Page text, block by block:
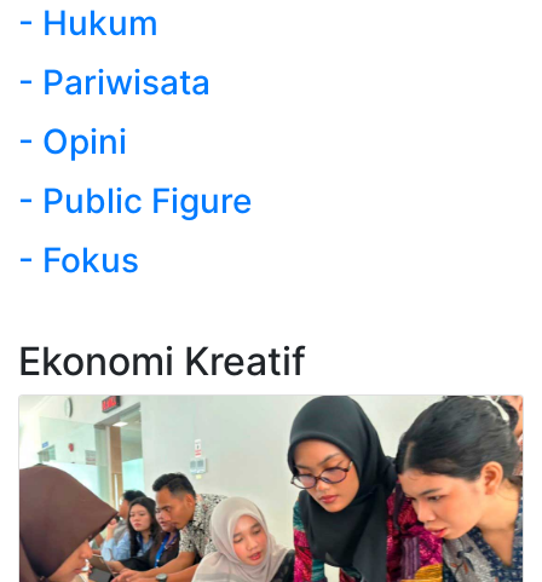
- Hukum
- Pariwisata
- Opini
- Public Figure
- Fokus
Ekonomi Kreatif